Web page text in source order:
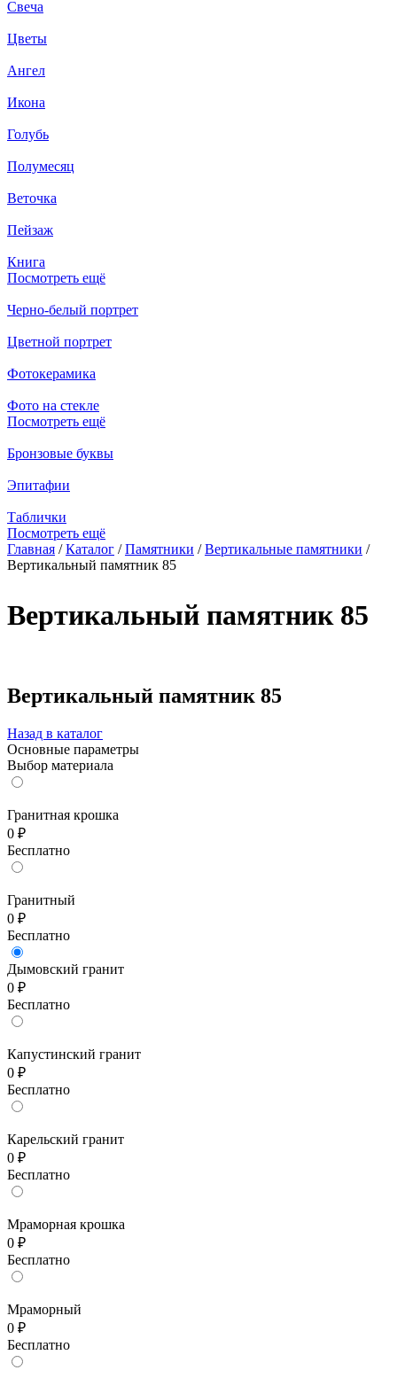
Свеча
Цветы
Ангел
Икона
Голубь
Полумесяц
Веточка
Пейзаж
Книга
Посмотреть ещё
Черно-белый портрет
Цветной портрет
Фотокерамика
Фото на стекле
Посмотреть ещё
Бронзовые буквы
Эпитафии
Таблички
Посмотреть ещё
Вы здесь
Главная / Каталог / Памятники / Вертикальные памятники /
Вертикальный памятник 85
Вертикальный памятник 85
Вертикальный памятник 85
Назад в каталог
Основные параметры
Выбор материала
Гранитная крошка
0 ₽
Бесплатно
Гранитный
0 ₽
Бесплатно
Дымовский гранит
0 ₽
Бесплатно
Капустинский гранит
0 ₽
Бесплатно
Карельский гранит
0 ₽
Бесплатно
Мраморная крошка
0 ₽
Бесплатно
Мраморный
0 ₽
Бесплатно